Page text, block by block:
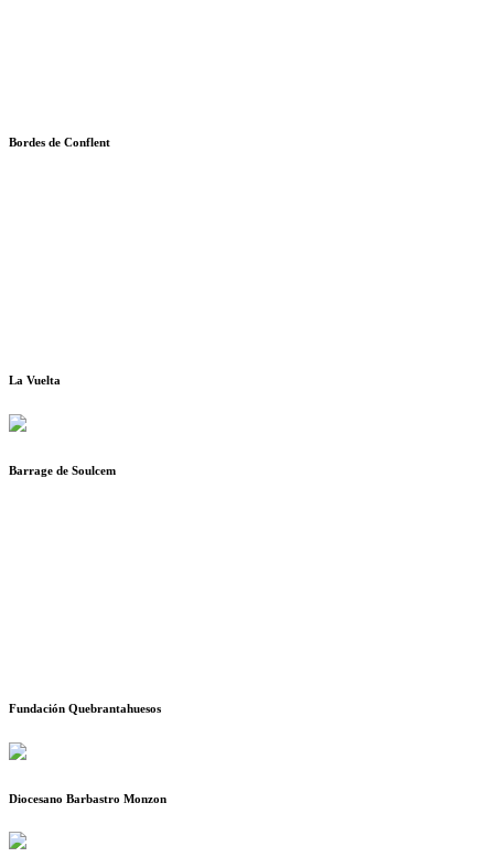
Bordes de Conflent
La Vuelta
Barrage de Soulcem
Fundación Quebrantahuesos
Diocesano Barbastro Monzon